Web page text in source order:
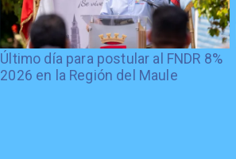
Último día para postular al FNDR 8%
2026 en la Región del Maule